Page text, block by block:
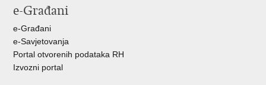
Facebooku
X-
e-Građani
e-Građani
e-Savjetovanja
Portal otvorenih podataka RH
Izvozni portal